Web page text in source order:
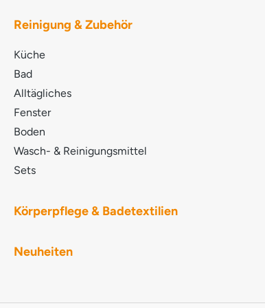
POLYGLUCOSE PARFUM Ätherische Öle
Methoxymethylbutanol POTASSIUM COCOATE
LACTIC ACID SODIUM HYDROXIDE LINALOOL
D,L-alpha-Pinen MYRISTYL ALCOHOL NATRIUM-
Reinigung & Zubehör
Küche
Bad
Alltägliches
Fenster
Boden
Wasch- & Reinigungsmittel
Sets
Körperpflege & Badetextilien
Neuheiten